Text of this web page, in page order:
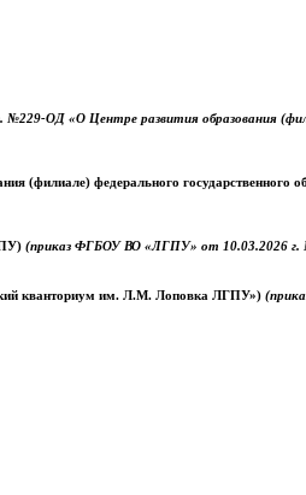
ОД «О Центре развития образования
(филиале) федерального государственного
(приказ ФГБОУ ВО «ЛГПУ» от 10.03.2026
кванториум им. Л.М. Лоповка ЛГПУ»)